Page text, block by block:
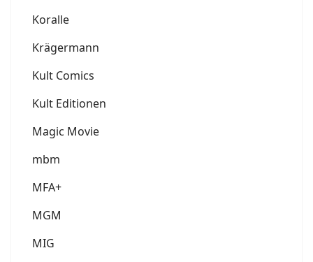
Koralle
Krägermann
Kult Comics
Kult Editionen
Magic Movie
mbm
MFA+
MGM
MIG